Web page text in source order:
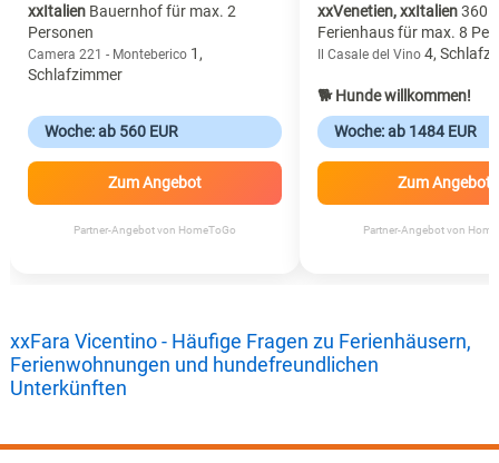
xxItalien Bauernhof für max. 2
Personen
Camera 221 - Monteberico1,
Schlafzimmer
Woche: ab 560 EUR
Zum Angebot
Partner-Angebot von HomeToGo
xxVenetien, xxItalien360
Ferienhaus für max. 8
Il Casale del Vino4,
🐕 Hunde willkommen!
Woche: ab 1484 EUR
Zum Angebot
Partner-Angebot von
xxFara Vicentino - Häufige Fragen zu Ferienhäusern,
Ferienwohnungen und hundefreundlichen
Unterkünften